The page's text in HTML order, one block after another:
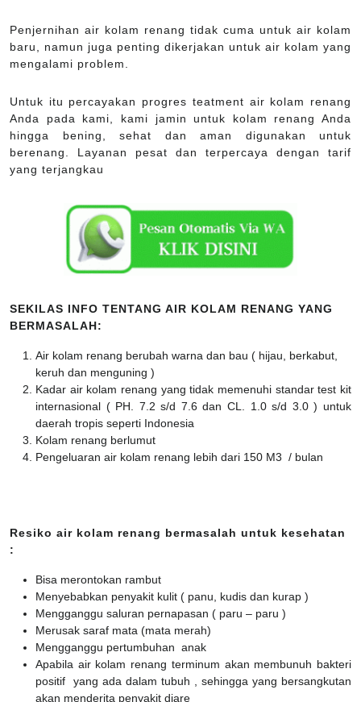
Penjernihan air kolam renang tidak cuma untuk air kolam
baru, namun juga penting dikerjakan untuk air kolam yang
mengalami problem.
Untuk itu percayakan progres teatment air kolam renang
Anda pada kami, kami jamin untuk kolam renang Anda
hingga bening, sehat dan aman digunakan untuk
berenang. Layanan pesat dan terpercaya dengan tarif
yang terjangkau
SEKILAS INFO TENTANG AIR KOLAM RENANG YANG
BERMASALAH:
Air kolam renang berubah warna dan bau ( hijau, berkabut,
keruh dan menguning )
Kadar air kolam renang yang tidak memenuhi standar test kit
internasional ( PH. 7.2 s/d 7.6 dan CL. 1.0 s/d 3.0 ) untuk
daerah tropis seperti Indonesia
Kolam renang berlumut
Pengeluaran air kolam renang lebih dari 150 M3 / bulan
Resiko air kolam renang bermasalah untuk kesehatan
:
Bisa merontokan rambut
Menyebabkan penyakit kulit ( panu, kudis dan kurap )
Mengganggu saluran pernapasan ( paru – paru )
Merusak saraf mata (mata merah)
Mengganggu pertumbuhan anak
Apabila air kolam renang terminum akan membunuh bakteri
positif yang ada dalam tubuh , sehingga yang bersangkutan
akan menderita penyakit diare